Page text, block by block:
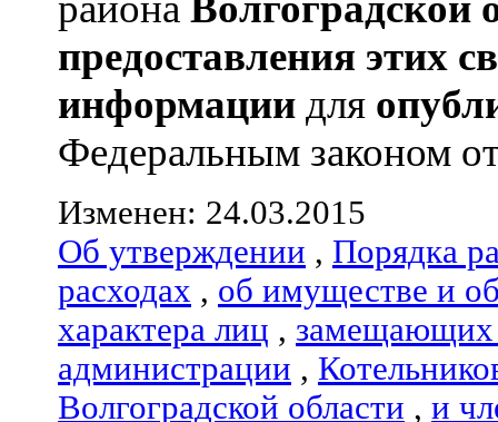
предоставления этих
информации для
Федеральным законом
Изменен: 24.03.2015
Об утверждении , Порядка
расходах , об имуществе и
характера лиц , замещающих
администрации ,
Волгоградской области , и